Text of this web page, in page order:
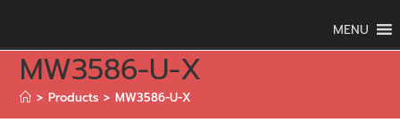
MENU
MW3586-U-X
> Products > MW3586-U-X